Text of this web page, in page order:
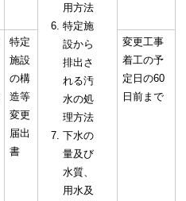
用方法
特定施
設から
排出さ
れる汚
水の処
理方法
下水の
量及び
水質、
用水及
特定
施設
の構
造等
変更
届出
書
変更工事
着工の予
定日の60
日前まで